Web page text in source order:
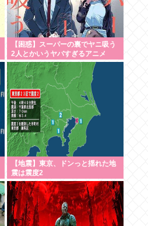
【困惑】スーパーの裏でヤニ吸う
2人とかいうヤバすぎるアニメ
www
【地震】東京、ドンっと揺れた地
震は震度2